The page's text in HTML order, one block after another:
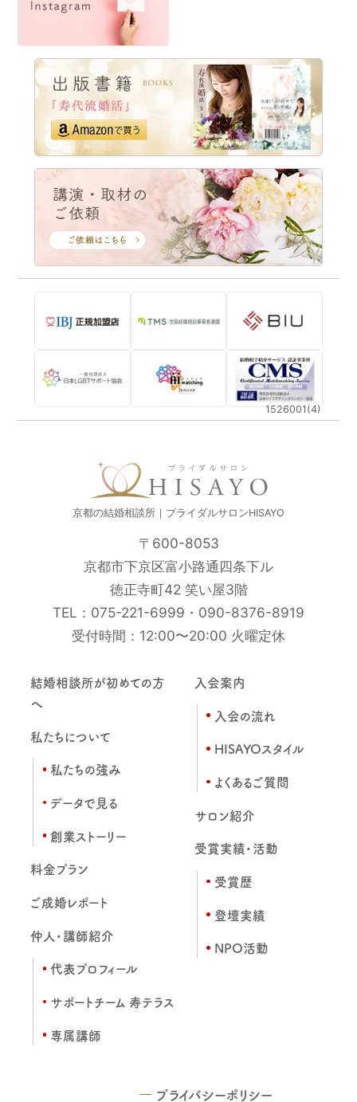
1526001(4)
京都の結婚相談所｜ブライダルサロンHISAYO
〒600-8053
京都市下京区富小路通四条下ル
徳正寺町42 笑い屋3階
TEL： 075-221-6999 ・ 090-8376-8919
受付時間：12:00〜20:00 火曜定休
結婚相談所が初めての方
へ
私たちについて
私たちの強み
データで見る
創業ストーリー
料金プラン
ご成婚レポート
仲人・講師紹介
代表プロフィール
サポートチーム 寿テラス
専属講師
入会案内
入会の流れ
HISAYOスタイル
よくあるご質問
サロン紹介
受賞実績・活動
受賞歴
登壇実績
NPO活動
プライバシーポリシー